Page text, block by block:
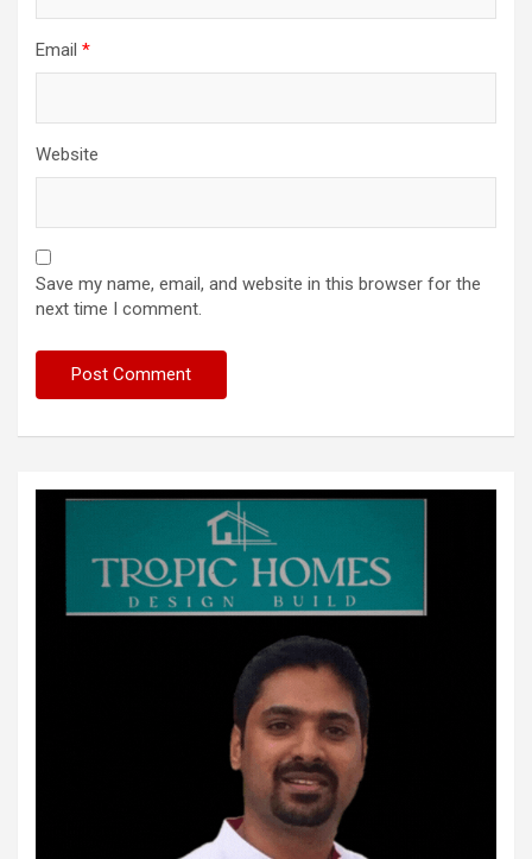
Email *
Website
Save my name, email, and website in this browser for the
next time I comment.